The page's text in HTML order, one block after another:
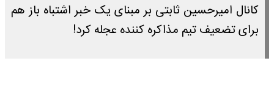
کانال امیرحسین ثابتی بر مبنای یک خبر اشتباه باز هم
برای تضعیف تیم مذاکره کننده عجله کرد!